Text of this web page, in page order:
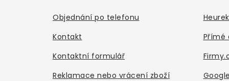
Objednání po telefonu
Kontakt
Kontaktní formulář
Reklamace nebo vrácení zboží
Přímé